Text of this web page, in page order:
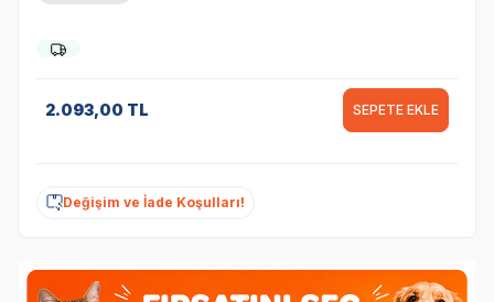
2.093,00 TL SEPETE EKLE
Değişim ve İade Koşulları!